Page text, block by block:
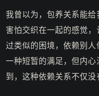
我曾以为，包养关系能
害怕交织在一起的感觉
过类似的困境，依赖别
一种短暂的满足，但内
到，这种依赖关系不仅没